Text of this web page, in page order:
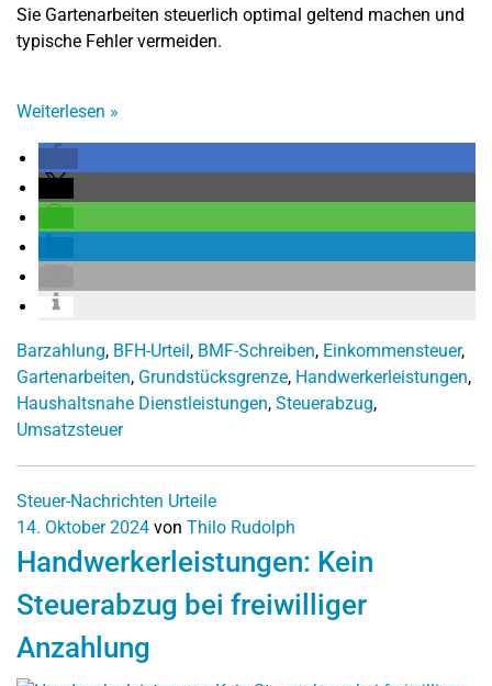
Sie Gartenarbeiten steuerlich optimal geltend machen und
typische Fehler vermeiden.
Weiterlesen »
Barzahlung, BFH-Urteil, BMF-Schreiben, Einkommensteuer,
Gartenarbeiten, Grundstücksgrenze, Handwerkerleistungen,
Haushaltsnahe Dienstleistungen, Steuerabzug,
Umsatzsteuer
Steuer-Nachrichten Urteile
14. Oktober 2024 von Thilo Rudolph
Handwerkerleistungen: Kein
Steuerabzug bei freiwilliger
Anzahlung